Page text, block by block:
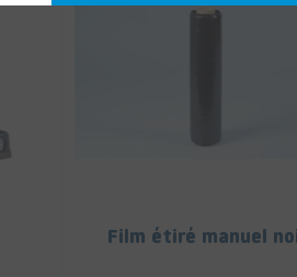
Film étiré manuel